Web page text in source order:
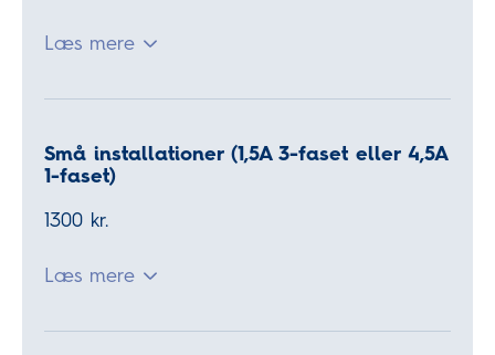
Læs mere
Små installationer (1,5A 3-faset eller 4,5A
1-faset)
1300 kr.
Læs mere